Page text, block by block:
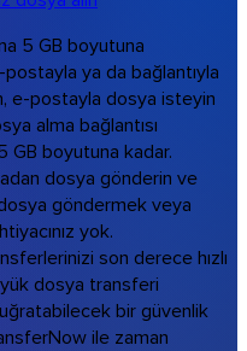
5 GB boyutuna
ya da bağlantıyla
e-postayla dosya isteyin
alma bağlantısı
GB boyutuna kadar.
dosya gönderin ve
göndermek veya
yok.
son derece hızlı
dosya transferi
bir güvenlik
ile zaman